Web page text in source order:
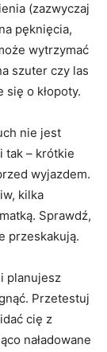
(zazwyczaj
pęknięcia,
wytrzymać
szuter czy las
o kłopoty.
nie jest
tak – krótkie
wyjazdem.
kilka
Sprawdź,
przeskakują.
planujesz
Przetestuj
cię z
naładowane